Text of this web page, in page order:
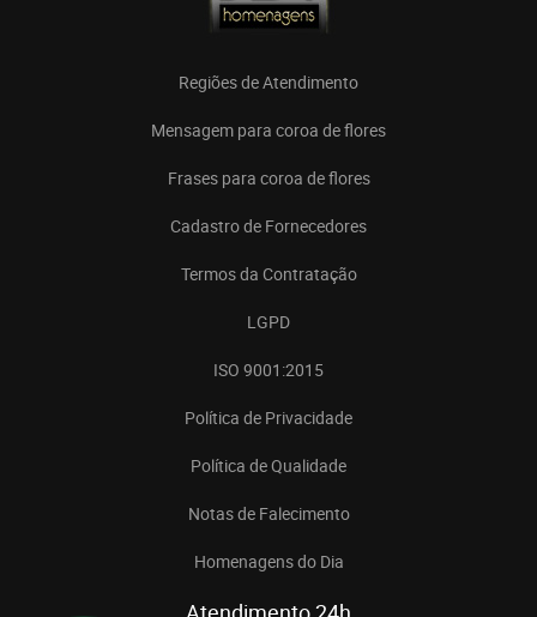
Regiões de Atendimento
Mensagem para coroa de flores
Frases para coroa de flores
Cadastro de Fornecedores
Termos da Contratação
LGPD
ISO 9001:2015
Política de Privacidade
Política de Qualidade
Notas de Falecimento
Homenagens do Dia